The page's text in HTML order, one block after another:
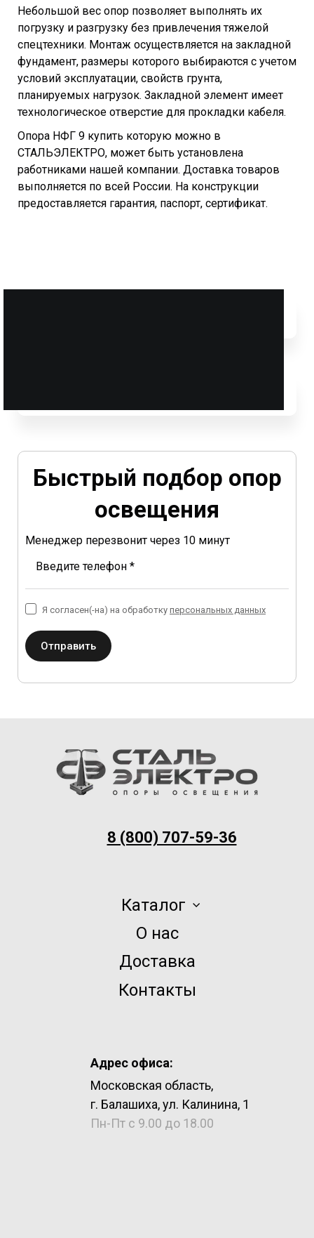
Небольшой вес опор позволяет выполнять их
погрузку и разгрузку без привлечения тяжелой
спецтехники. Монтаж осуществляется на закладной
фундамент, размеры которого выбираются с учетом
условий эксплуатации, свойств грунта,
планируемых нагрузок. Закладной элемент имеет
технологическое отверстие для прокладки кабеля.
Опора НФГ 9 купить которую можно в
СТАЛЬЭЛЕКТРО, может быть установлена
работниками нашей компании. Доставка товаров
выполняется по всей России. На конструкции
предоставляется гарантия, паспорт, сертификат.
Быстрый подбор опор
освещения
Менеджер перезвонит через 10 минут
Введите телефон *
Отправить
Я согласен(-на) на обработку персональных данных
8 (800) 707-59-36
Каталог
О нас
Доставка
Контакты
Адрес офиса:
Московская область,
г. Балашиха, ул. Калинина, 1
Пн-Пт с 9.00 до 18.00